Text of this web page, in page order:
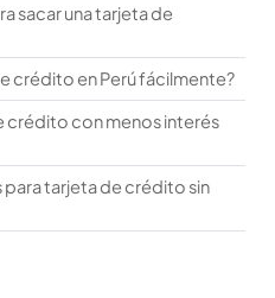
sacar una tarjeta de
crédito en Perú fácilmente?
crédito con menos interés
tarjeta de crédito sin